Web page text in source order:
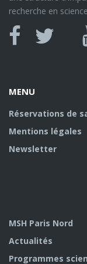
recherche en
MENU
Réservations de
Mentions légales
Newsletter
MSH Paris Nord
Actualités
Programmes